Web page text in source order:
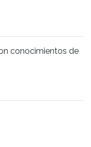
conocimientos de